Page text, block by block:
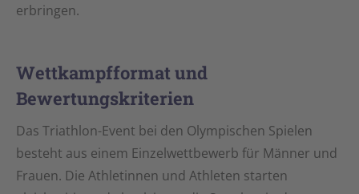
erbringen.
Wettkampfformat und
Bewertungskriterien
Das Triathlon-Event bei den Olympischen Spielen
besteht aus einem Einzelwettbewerb für Männer und
Frauen. Die Athletinnen und Athleten starten